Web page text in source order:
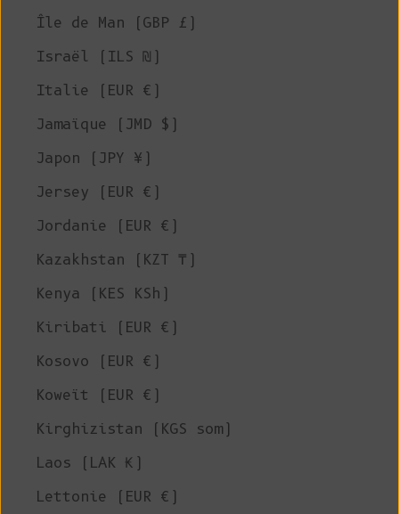
Île de Man (GBP £)
Israël (ILS ₪)
Italie (EUR €)
Jamaïque (JMD $)
Japon (JPY ¥)
Jersey (EUR €)
Jordanie (EUR €)
Kazakhstan (KZT ₸)
Kenya (KES KSh)
Kiribati (EUR €)
Kosovo (EUR €)
Koweït (EUR €)
Kirghizistan (KGS som)
Laos (LAK ₭)
Lettonie (EUR €)